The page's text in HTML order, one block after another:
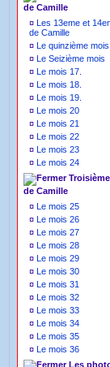
de Camille
¤ Les 13eme et
de Camille
¤ Le quinzième mois.
¤ Le Seizième mois
¤ Le mois 17.
¤ Le mois 18.
¤ Le mois 19.
¤ Le mois 20
¤ Le mois 21
¤ Le mois 22
¤ Le mois 23
¤ Le mois 24
de Camille
¤ Le mois 25
¤ Le mois 26
¤ Le mois 27
¤ Le mois 28
¤ Le mois 29
¤ Le mois 30
¤ Le mois 31
¤ Le mois 32
¤ Le mois 33
¤ Le mois 34
¤ Le mois 35
¤ Le mois 36
Les